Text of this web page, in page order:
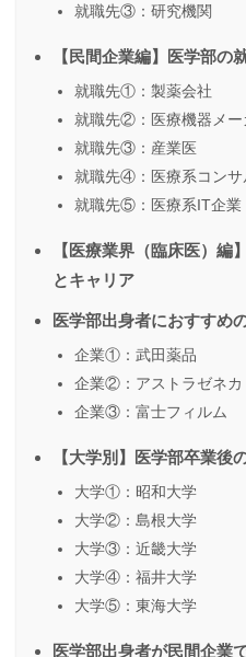
就職先③：研究機関
【民間企業編】医学部の
就職先①：製薬会社
就職先②：医療機器メー
就職先③：産業医
就職先④：医療系コンサ
就職先⑤：医療系IT企業
【医療業界（臨床医）編
とキャリア
医学部出身者におすすめ
企業①：武田薬品
企業②：アストラゼネカ
企業③：富士フィルム
【大学別】医学部卒業後
大学①：昭和大学
大学②：島根大学
大学③：近畿大学
大学④：福井大学
大学⑤：東海大学
医学部出身者が民間企業